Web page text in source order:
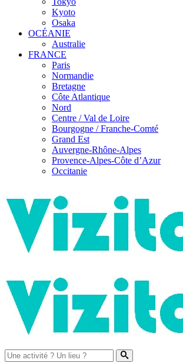
Kyoto
Osaka
OCÉANIE
Australie
FRANCE
Paris
Normandie
Bretagne
Côte Atlantique
Nord
Centre / Val de Loire
Bourgogne / Franche-Comté
Grand Est
Auvergne-Rhône-Alpes
Provence-Alpes-Côte d’Azur
Occitanie